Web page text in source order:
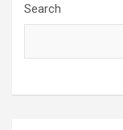
Search